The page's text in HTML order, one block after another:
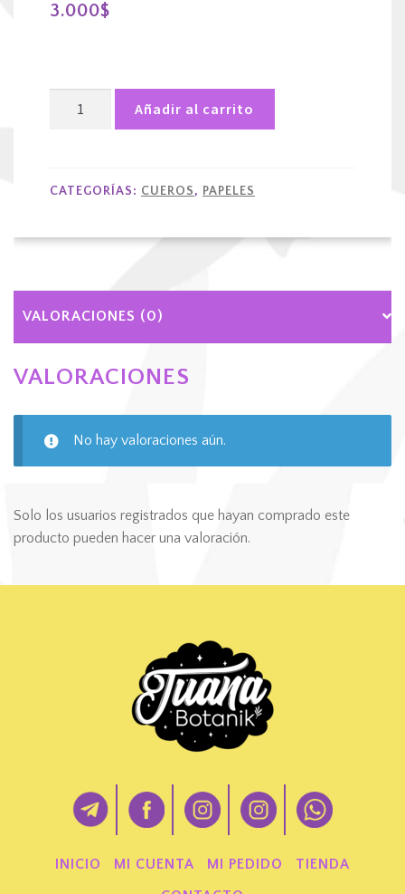
3.000$
Añadir al carrito
CATEGORÍAS: CUEROS, PAPELES
VALORACIONES (0)
VALORACIONES
No hay valoraciones aún.
Solo los usuarios registrados que hayan comprado este
producto pueden hacer una valoración.
INICIO MI CUENTA MI PEDIDO
TIENDA